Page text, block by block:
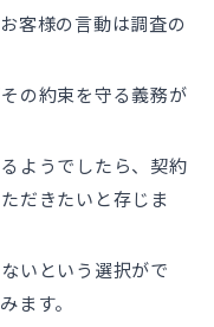
客様の言動は調査の
の約束を守る義務が
ようでしたら、契約
だきたいと存じま
いという選択がで
ます。